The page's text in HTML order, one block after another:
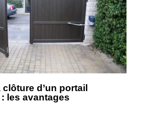
d’un portail
les avantages